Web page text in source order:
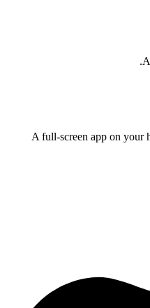
.
A full-screen app on your